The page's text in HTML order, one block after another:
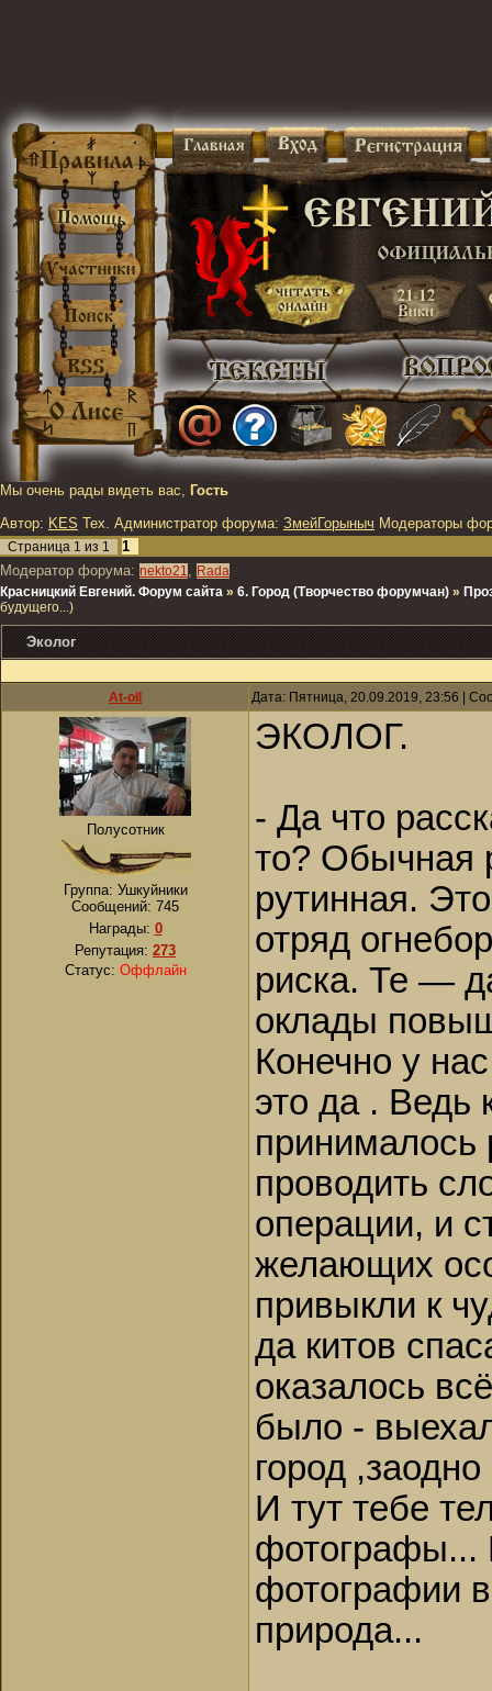
Мы очень рады видеть вас, Гость
Автор: KES Тех. Администратор форума: ЗмейГорыныч Модераторы
Страница 1 из 1
1
Модератор форума: nekto21, Rada
Красницкий Евгений. Форум сайта » 6. Город (Творчество форумчан) »
будущего...)
Эколог
At-oll Дата: Пятница, 20.09.2019, 23:56 |
Полусотник
Группа: Ушкуйники
Сообщений: 745
Награды: 0
Репутация: 273
Статус: Оффлайн
ЭКОЛОГ.
- Да что
то? Обычная
рутинная.
отряд
риска. Те —
оклады
Конечно у
это да . Ведь
принималось
проводить
операции, и
желающих
привыкли к
да китов
оказалось
было -
город
И тут тебе
фотографы...
фотографии
природа...